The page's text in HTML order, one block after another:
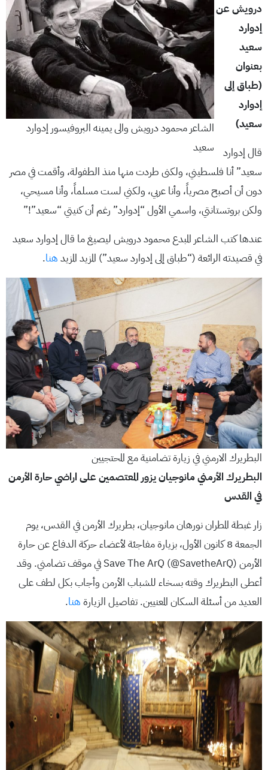
الشاعر محمود درويش والى يمينه البروفيسور إدوارد
سعيد
درويش عن
إدوارد
سعيد
بعنوان
(طباق إلى
إدوارد
سعيد)
قال إدوارد
سعيد” أنا فلسطيني، ولكنى طردت منها منذ الطفولة، وأقمت في مصر
دون أن أصبح مصرياً، وأنا عربي، ولكني لست مسلماً، وأنا مسيحي،
ولكن بروتستانتي، واسمي الأول “إدوارد” رغم أن كنيتي “سعيد”!”
عندها كتب الشاعر المبدع محمود درويش ليصيغ ما قال إدوارد سعيد
في قصيدته الرائعة (“طباق إلى إدوارد سعيد”) المزيد المزيد هنا.
البطريرك الارمني في زيارة تضامنية مع المحتجيين
البطريرك الأرمني مانوجيان يزور المعتصمين على اراضي حارة الأرمن
في القدس
زار غبطة المطران نورهان مانوجيان، بطريرك الأرمن في القدس، يوم
الجمعة 8 كانون الأول، بزيارة مفاجئة لأعضاء حركة الدفاع عن حارة
الأرمن Save The ArQ (@SavetheArQ) في موقف تضامني. وقد
أعطى البطريرك وقته بسخاء للشباب الأرمن وأجاب بكل لطف على
العديد من أسئلة السكان المعنيين. تفاصيل الزيارة هنا.